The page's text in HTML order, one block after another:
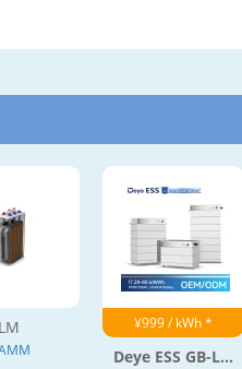
LM ¥999 / kWh *
Deye ESS GB-L...